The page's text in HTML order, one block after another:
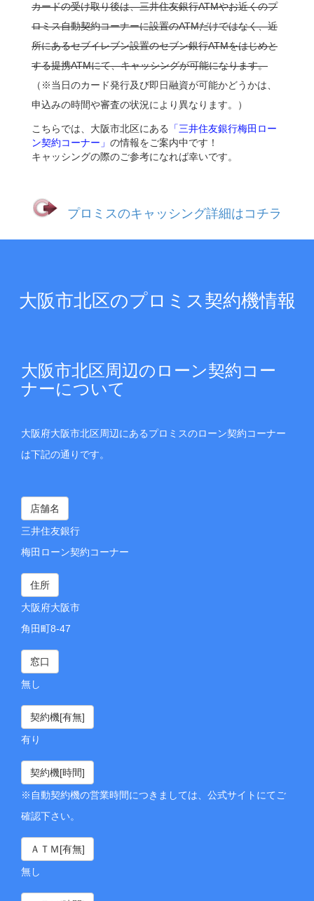
カードの受け取り後は、三井住友銀行ATMやお近くのプ
ロミス自動契約コーナーに設置のATMだけではなく、近
所にあるセブイレブン設置のセブン銀行ATMをはじめと
する提携ATMにて、キャッシングが可能になります。
（※当日のカード発行及び即日融資が可能かどうかは、
申込みの時間や審査の状況により異なります。）
こちらでは、大阪市北区にある
「三井住友銀行梅田ロー
ン契約コーナー」 の情報をご案内中です！
キャッシングの際のご参考になれば幸いです。
プロミスのキャッシング詳細はコチラ
大阪市北区のプロミス契約機情報
大阪市北区周辺のローン契約コー
ナーについて
大阪府大阪市北区周辺にあるプロミスのローン契約コーナー
は下記の通りです。
店舗名
三井住友銀行
梅田ローン契約コーナー
住所
大阪府大阪市
角田町8-47
窓口
無し
契約機[有無]
有り
契約機[時間]
※自動契約機の営業時間につきましては、公式サイトにてご
確認下さい。
ＡＴＭ[有無]
無し